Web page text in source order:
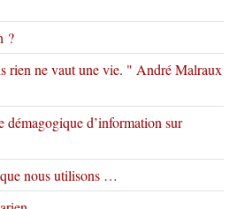
?
rien ne vaut une vie. " André Malraux
démagogique d’information sur
nous utilisons …